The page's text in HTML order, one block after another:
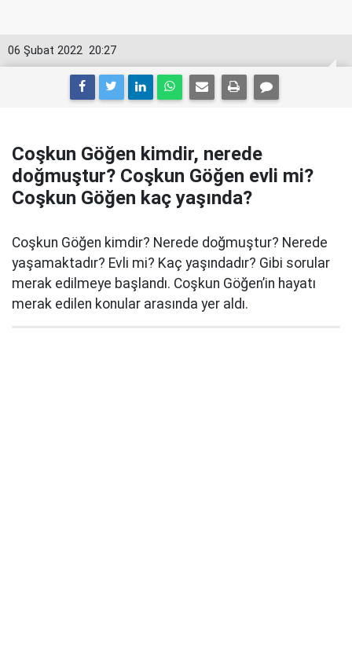
20:27
06 Şubat 2022
Coşkun Göğen kimdir, nerede
doğmuştur? Coşkun Göğen evli mi?
Coşkun Göğen kaç yaşında?
Coşkun Göğen kimdir? Nerede doğmuştur? Nerede
yaşamaktadır? Evli mi? Kaç yaşındadır? Gibi sorular
merak edilmeye başlandı. Coşkun Göğen’in hayatı
merak edilen konular arasında yer aldı.